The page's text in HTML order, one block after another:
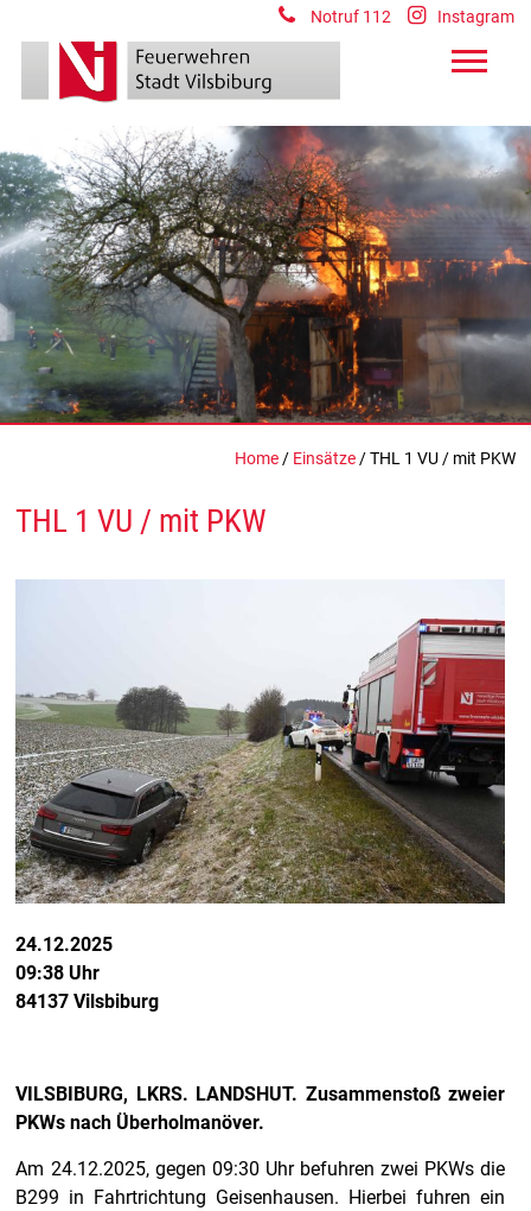
Home/ Einsätze/ THL 1 VU / mit PKW
THL 1 VU / mit PKW
24.12.2025
09:38 Uhr
84137 Vilsbiburg
VILSBIBURG, LKRS. LANDSHUT. Zusammenstoß zweier
PKWs nach Überholmanöver.
Am 24.12.2025, gegen 09:30 Uhr befuhren zwei PKWs die
B299 in Fahrtrichtung Geisenhausen. Hierbei fuhren ein
Notruf 112 Instagram